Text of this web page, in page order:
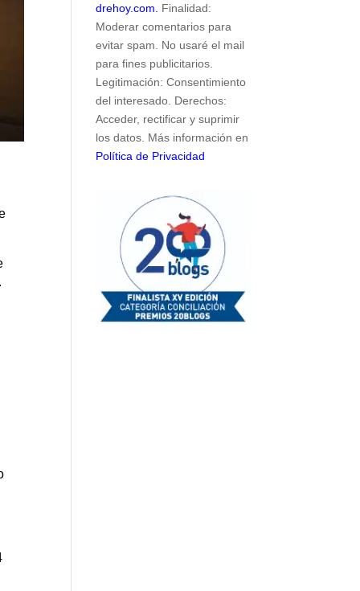
drehoy.com.
Finalidad:
Moderar comentarios para
evitar spam. No usaré el mail
para fines publicitarios.
Legitimación: Consentimiento
del interesado. Derechos:
Acceder, rectificar y suprimir
los datos. Más información en
Política de Privacidad